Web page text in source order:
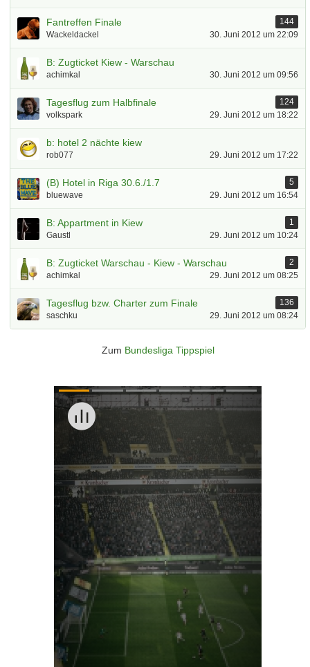
Fantreffen Finale
144
Wackeldackel
30. Juni 2012 um 22:09
B: Zugticket Kiew - Warschau
achimkal 30. Juni 2012 um 09:56
Tagesflug zum Halbfinale
124
volkspark
29. Juni 2012 um 18:22
b: hotel 2 nächte kiew
rob077 29. Juni 2012 um 17:22
(B) Hotel in Riga 30.6./1.7
5
bluewave
29. Juni 2012 um 16:54
B: Appartment in Kiew
1
Gaustl
29. Juni 2012 um 10:24
B: Zugticket Warschau - Kiew - Warschau
2
achimkal
29. Juni 2012 um 08:25
Tagesflug bzw. Charter zum Finale
136
saschku
29. Juni 2012 um 08:24
Zum Bundesliga Tippspiel
Überspringen